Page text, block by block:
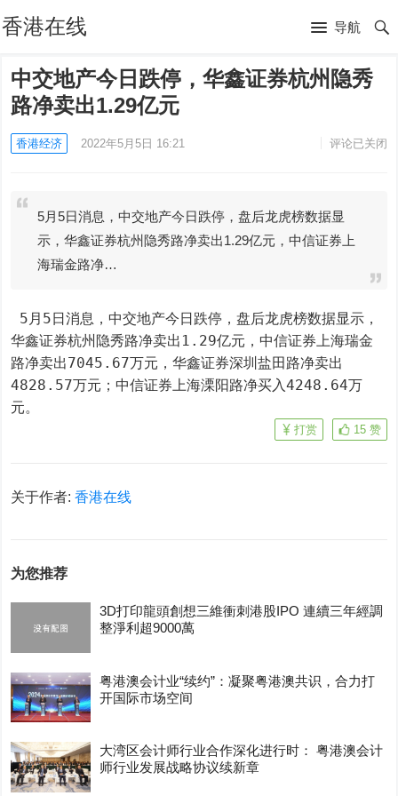
香港在线 导航
中交地产今日跌停，华鑫证券杭州隐秀
路净卖出1.29亿元
香港经济 2022年5月5日 16:21 评论已关闭
5月5日消息，中交地产今日跌停，盘后龙虎榜数据显
示，华鑫证券杭州隐秀路净卖出1.29亿元，中信证券上
海瑞金路净…
华鑫证券杭州隐秀路净卖出1.29亿元，中信证券上海瑞金
路净卖出7045.67万元，华鑫证券深圳盐田路净卖出
4828.57万元；中信证券上海溧阳路净买入4248.64万
元。
15 赞
打赏
关于作者:香港在线
为您推荐
3D打印龍頭創想三維衝刺港股IPO 連續三年經調
整淨利超9000萬
粤港澳会计业“续约”：凝聚粤港澳共识，合力打
开国际市场空间
大湾区会计师行业合作深化进行时： 粤港澳会计
师行业发展战略协议续新章